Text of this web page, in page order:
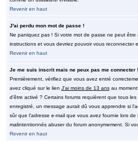
Revenir en haut
J'ai perdu mon mot de passe !
Ne paniquez pas ! Si votre mot de passe ne peut
instructions et vous devriez pouvoir vous reconnecter
Revenir en haut
Je me suis inscrit mais ne peux pas me connecter !
Premièrement, vérifiez que vous avez entré
avez cliqué sur le lien J'ai moins de 13 ansau moment
d'être activé ? Certains forums requièrent que tous
enregistré, un message aurait dû vous apprendre si
sûr que l'adresse e-mail que vous avez fournie lors
malintentionnés abuser du forum anonymement. Si
Revenir en haut